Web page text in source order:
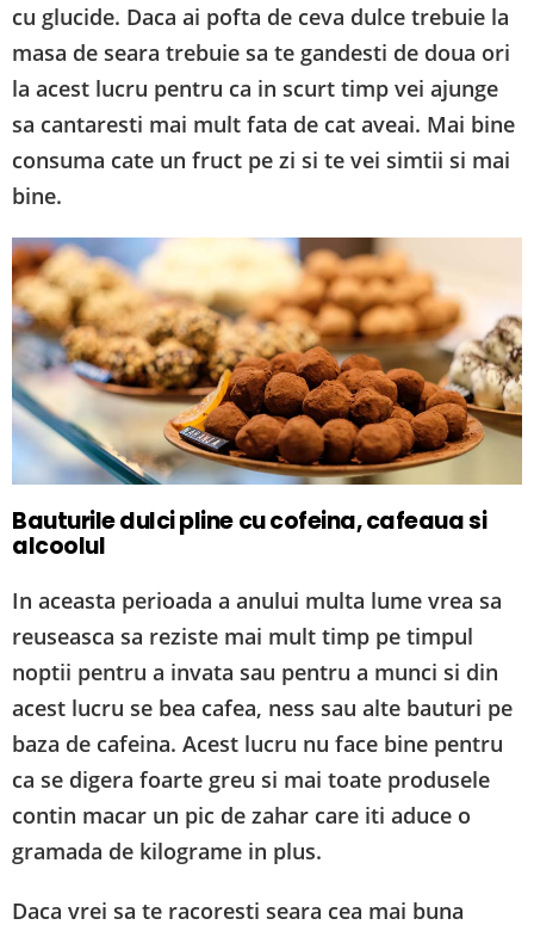
cu glucide. Daca ai pofta de ceva dulce trebuie la
masa de seara trebuie sa te gandesti de doua ori
la acest lucru pentru ca in scurt timp vei ajunge
sa cantaresti mai mult fata de cat aveai. Mai bine
consuma cate un fruct pe zi si te vei simtii si mai
bine.
Bauturile dulci pline cu cofeina, cafeaua si
alcoolul
In aceasta perioada a anului multa lume vrea sa
reuseasca sa reziste mai mult timp pe timpul
noptii pentru a invata sau pentru a munci si din
acest lucru se bea cafea, ness sau alte bauturi pe
baza de cafeina. Acest lucru nu face bine pentru
ca se digera foarte greu si mai toate produsele
contin macar un pic de zahar care iti aduce o
gramada de kilograme in plus.
Daca vrei sa te racoresti seara cea mai buna